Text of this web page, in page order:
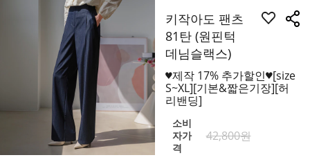
키작아도 팬츠
81탄 (원핀턱
데님슬랙스)
♥제작 17% 추가할인♥[size
S~XL][기본&짧은기장][허
리밴딩]
소비
자가
격
42,800원